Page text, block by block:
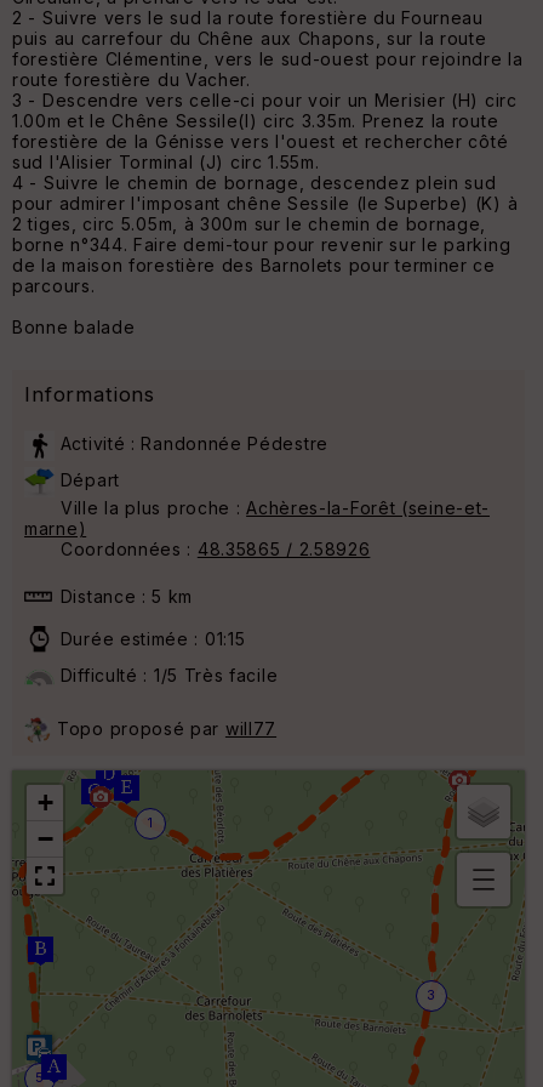
2 - Suivre vers le sud la route forestière du Fourneau
puis au carrefour du Chêne aux Chapons, sur la route
forestière Clémentine, vers le sud-ouest pour rejoindre la
route forestière du Vacher.
3 - Descendre vers celle-ci pour voir un Merisier (H) circ
1.00m et le Chêne Sessile(I) circ 3.35m. Prenez la route
forestière de la Génisse vers l'ouest et rechercher côté
sud l'Alisier Torminal (J) circ 1.55m.
4 - Suivre le chemin de bornage, descendez plein sud
pour admirer l'imposant chêne Sessile (le Superbe) (K) à
2 tiges, circ 5.05m, à 300m sur le chemin de bornage,
borne n°344. Faire demi-tour pour revenir sur le parking
de la maison forestière des Barnolets pour terminer ce
parcours.
Bonne balade
Informations
Activité : Randonnée Pédestre
Départ
Ville la plus proche :Achères-la-Forêt (seine-et-
marne)
Coordonnées : 48.35865 / 2.58926
Distance : 5 km
Durée estimée : 01:15
Difficulté : 1/5 Très facile
Topo proposé par will77
1
3
5
+
−
B
or
ki
lo
m
ét